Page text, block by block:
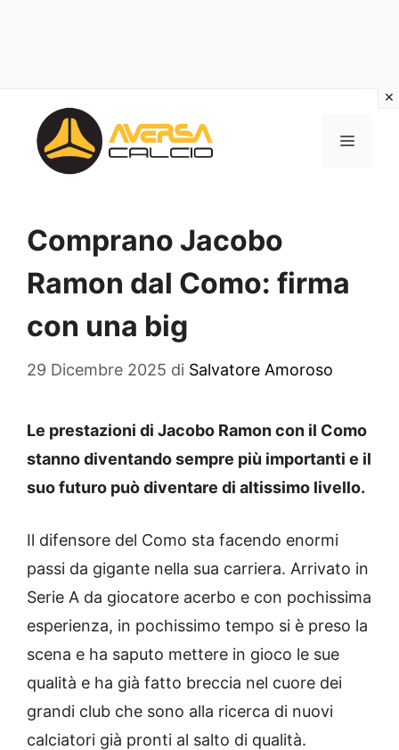
contenuto
MENU
Comprano Jacobo
Ramon dal Como: firma
con una big
29 Dicembre 2025 di Salvatore Amoroso
Le prestazioni di Jacobo Ramon con il Como
stanno diventando sempre più importanti e il
suo futuro può diventare di altissimo livello.
Il difensore del Como sta facendo enormi
passi da gigante nella sua carriera. Arrivato in
Serie A da giocatore acerbo e con pochissima
esperienza, in pochissimo tempo si è preso la
scena e ha saputo mettere in gioco le sue
qualità e ha già fatto breccia nel cuore dei
grandi club che sono alla ricerca di nuovi
calciatori già pronti al salto di qualità.